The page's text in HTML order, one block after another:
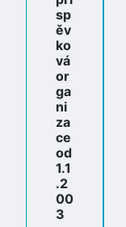
sp
ěv
ko
vá
or
ga
ni
za
ce
od
1.1
.2
00
3